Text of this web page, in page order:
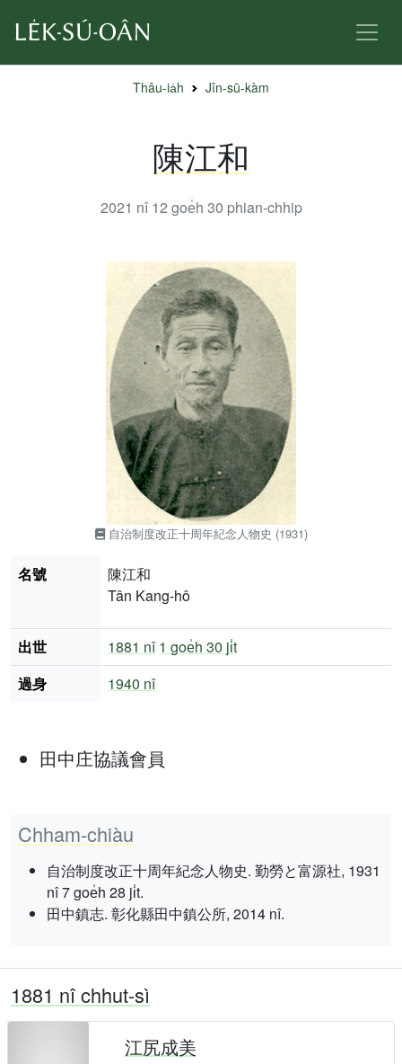
Thâu-ia̍h Jîn-sū-kàm
陳江和
2021 nî 12 goe̍h 30 phian-chhip
田中庄協議會員
Chham-chiàu
自治制度改正十周年紀念人物史. 勤勞と富源社, 1931
nî 7 goe̍h 28 ji̍t.
田中鎮志. 彰化縣田中鎮公所, 2014 nî.
自治制度改正十周年紀念人物史 (1931)
名號
陳江和
Tân Kang-hô
出世 1881 nî 1 goe̍h 30 ji̍t
過身
1940 nî
1881 nî chhut-sì
江尻成美